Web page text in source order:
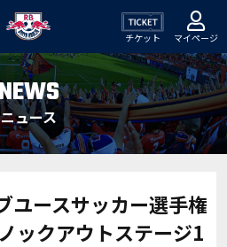
チケット マイページ
ニュース
ユースサッカー選手権
ックアウトステージ1